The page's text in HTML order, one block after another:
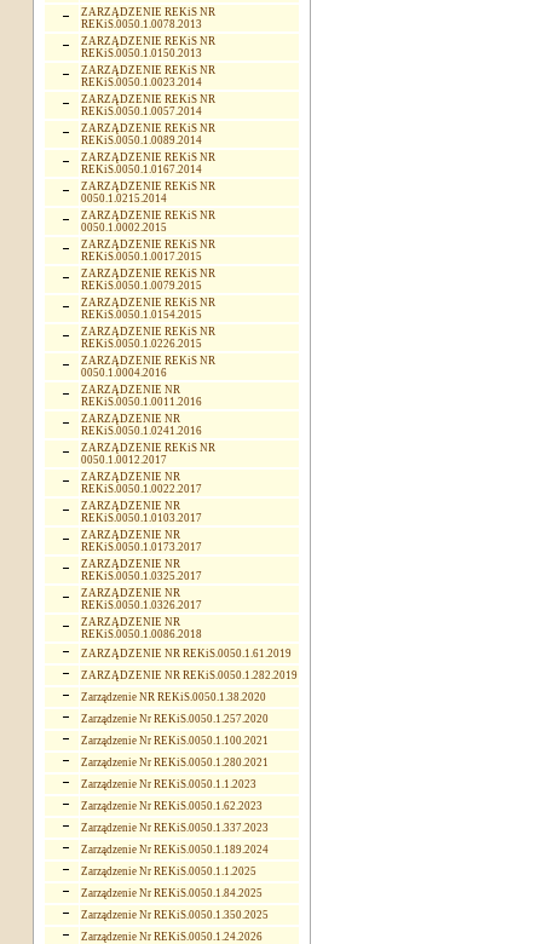
ZARZĄDZENIE REKiS NR
REKiS.0050.1.0078.2013
ZARZĄDZENIE REKiS NR
REKiS.0050.1.0150.2013
ZARZĄDZENIE REKiS NR
REKiS.0050.1.0023.2014
ZARZĄDZENIE REKiS NR
REKiS.0050.1.0057.2014
ZARZĄDZENIE REKiS NR
REKiS.0050.1.0089.2014
ZARZĄDZENIE REKiS NR
REKiS.0050.1.0167.2014
ZARZĄDZENIE REKiS NR
0050.1.0215.2014
ZARZĄDZENIE REKiS NR
0050.1.0002.2015
ZARZĄDZENIE REKiS NR
REKiS.0050.1.0017.2015
ZARZĄDZENIE REKiS NR
REKiS.0050.1.0079.2015
ZARZĄDZENIE REKiS NR
REKiS.0050.1.0154.2015
ZARZĄDZENIE REKiS NR
REKiS.0050.1.0226.2015
ZARZĄDZENIE REKiS NR
0050.1.0004.2016
ZARZĄDZENIE NR
REKiS.0050.1.0011.2016
ZARZĄDZENIE NR
REKiS.0050.1.0241.2016
ZARZĄDZENIE REKiS NR
0050.1.0012.2017
ZARZĄDZENIE NR
REKiS.0050.1.0022.2017
ZARZĄDZENIE NR
REKiS.0050.1.0103.2017
ZARZĄDZENIE NR
REKiS.0050.1.0173.2017
ZARZĄDZENIE NR
REKiS.0050.1.0325.2017
ZARZĄDZENIE NR
REKiS.0050.1.0326.2017
ZARZĄDZENIE NR
REKiS.0050.1.0086.2018
ZARZĄDZENIE NR REKiS.0050.1.61.2019
ZARZĄDZENIE NR REKiS.0050.1.282.2019
Zarządzenie NR REKiS.0050.1.38.2020
Zarządzenie Nr REKiS.0050.1.257.2020
Zarządzenie Nr REKiS.0050.1.100.2021
Zarządzenie Nr REKiS.0050.1.280.2021
Zarządzenie Nr REKiS.0050.1.1.2023
Zarządzenie Nr REKiS.0050.1.62.2023
Zarządzenie Nr REKiS.0050.1.337.2023
Zarządzenie Nr REKiS.0050.1.189.2024
Zarządzenie Nr REKiS.0050.1.1.2025
Zarządzenie Nr REKiS.0050.1.84.2025
Zarządzenie Nr REKiS.0050.1.350.2025
Zarządzenie Nr REKiS.0050.1.24.2026